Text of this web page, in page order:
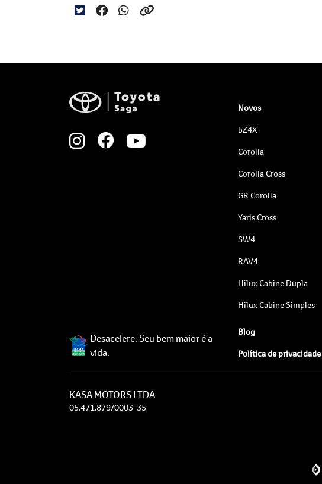
Desacelere. Seu bem maior é a
vida.
Novos
bZ4X
Corolla
Corolla Cross
GR Corolla
Yaris Cross
SW4
RAV4
Hilux Cabine Dupla
Hilux Cabine Simples
Blog
Política de privacidade
KASA MOTORS LTDA
05.471.879/0003-35